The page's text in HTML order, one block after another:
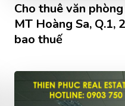
Cho thuê văn
MT Hoàng Sa, Q.1,
bao thuế